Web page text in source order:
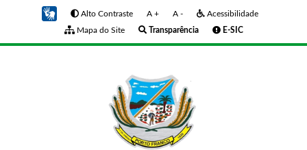
Alto Contraste A + A -
Acessibilidade
Mapa do Site
Transparência E-SIC